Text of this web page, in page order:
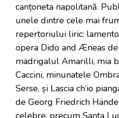
canțoneta napolitană.
unele dintre cele mai
repertoriului liric:
opera Dido and Æneas
madrigalul Amarilli, mia
Caccini, minunatele
Serse, și Lascia ch’io
de Georg Friedrich